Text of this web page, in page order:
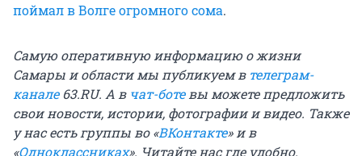
поймал в Волге огромного сома.
Самую оперативную информацию о жизни
Самары и области мы публикуем в телеграм-
канале63.RU. А в чат-ботевы можете предложить
свои новости, истории, фотографии и видео. Также
у нас есть группы во «ВКонтакте» и в
«Одноклассниках». Читайте нас где удобно.